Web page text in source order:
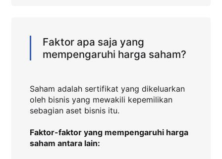
Faktor apa saja yang
mempengaruhi harga saham?
Saham adalah sertifikat yang dikeluarkan
oleh bisnis yang mewakili kepemilikan
sebagian aset bisnis itu.
Faktor-faktor yang mempengaruhi harga
saham antara lain: